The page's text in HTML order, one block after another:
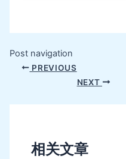
Post navigation
PREVIOUS
NEXT
相关文章